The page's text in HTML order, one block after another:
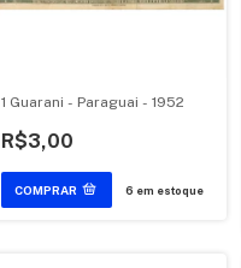
1 Guarani - Paraguai - 1952
R$3,00
6 em estoque